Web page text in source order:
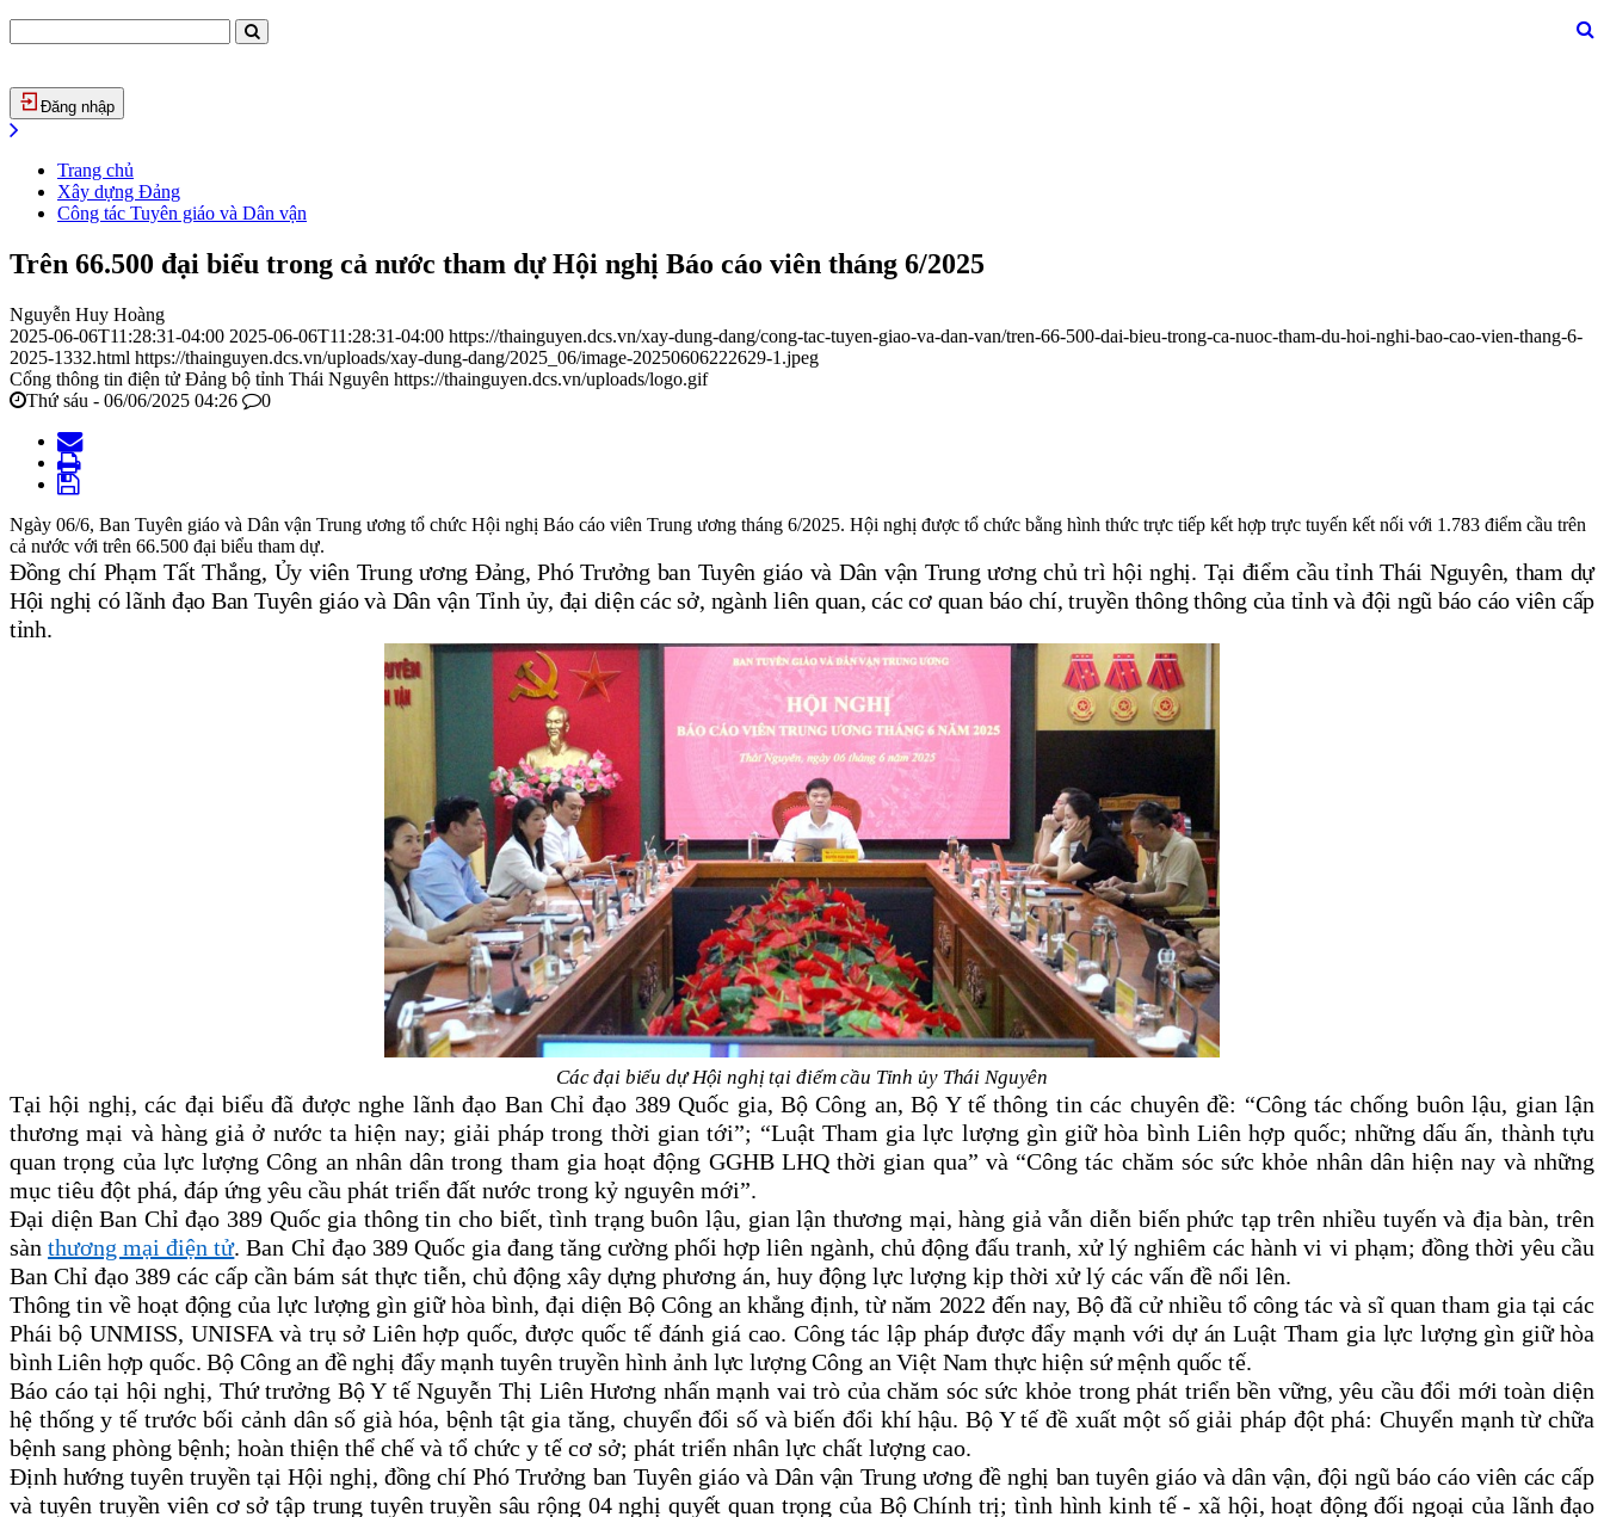
Đăng nhập
Trang chủ
Xây dựng Đảng
Công tác Tuyên giáo và Dân vận
Trên 66.500 đại biểu trong cả nước tham dự Hội nghị Báo cáo viên tháng 6/2025
Nguyễn Huy Hoàng
2025-06-06T11:28:31-04:00 2025-06-06T11:28:31-04:00 https://thainguyen.dcs.vn/xay-dung-dang/cong-tac-tuyen-giao-va-dan-van/tren-66-500-dai-bieu-trong-ca-nuoc-tham-du-hoi-nghi-bao-cao-vien-thang-6-
2025-1332.html https://thainguyen.dcs.vn/uploads/xay-dung-dang/2025_06/image-20250606222629-1.jpeg
Cổng thông tin điện tử Đảng bộ tỉnh Thái Nguyên https://thainguyen.dcs.vn/uploads/logo.gif
Thứ sáu - 06/06/2025 04:26
0
Ngày 06/6, Ban Tuyên giáo và Dân vận Trung ương tổ chức Hội nghị Báo cáo viên Trung ương tháng 6/2025. Hội nghị được tổ chức bằng hình thức trực tiếp kết hợp trực tuyến kết nối với 1.783 điểm cầu trên
cả nước với trên 66.500 đại biểu tham dự.
Đồng chíPhạm Tất Thắng, Ủy viên Trung ương Đảng, PhóTrưởng ban Tuyên giáo và Dân vận Trung ương chủ trì hội nghị. Tại điểm cầu tỉnh Thái Nguyên, tham dự
Hội nghị có lãnh đạo Ban Tuyên giáo và Dân vận Tỉnh ủy, đại diện các sở, ngành liên quan, các cơ quan báo chí, truyền thông thông của tỉnh và đội ngũ báo cáo viên cấp
tỉnh.
Các đại biểu dự Hội nghị tại điểm cầu Tỉnh ủy Thái Nguyên
Tại hội nghị, các đại biểu đã được nghe lãnh đạo Ban Chỉ đạo 389 Quốc gia, Bộ Công an, Bộ Y tế thông tin các chuyên đề: “Công tác chống buôn lậu, gian lận
thương mại và hàng giả ở nước ta hiện nay; giải pháp trong thời gian tới”; “Luật Tham gia lực lượng gìn giữ hòa bình Liên hợp quốc; những dấu ấn, thành tựu
quan trọng của lực lượng Công an nhân dân trong tham gia hoạt động GGHB LHQ thời gian qua” và “Công tác chăm sóc sức khỏe nhân dân hiện nay và những
mục tiêu đột phá, đáp ứng yêu cầu phát triển đất nước trong kỷ nguyên mới”.
Đại diện Ban Chỉ đạo 389 Quốc gia thông tin cho biết, tình trạng buôn lậu, gian lận thương mại, hàng giả vẫn diễn biến phức tạp trên nhiều tuyến và địa bàn, trên
sànthương mại điện tử. Ban Chỉ đạo 389 Quốc gia đang tăng cường phối hợp liên ngành, chủ động đấu tranh, xử lý nghiêm các hành vi vi phạm; đồng thời yêu cầu
Ban Chỉ đạo 389 các cấp cần bám sát thực tiễn, chủ động xây dựng phương án, huy động lực lượng kịp thời xử lý các vấn đề nổi lên.
Thông tin về hoạt động củalực lượng gìn giữ hòa bình, đại diện Bộ Công an khẳng định, từ năm 2022 đến nay, Bộ đã cử nhiều tổ công tác và sĩ quan tham gia tại các
Phái bộ UNMISS, UNISFA và trụ sởLiên hợp quốc, được quốc tế đánh giá cao. Công tác lập pháp được đẩy mạnh với dự án Luật Tham gia lực lượng gìn giữ hòa
bình Liên hợp quốc. Bộ Công an đề nghị đẩy mạnh tuyên truyền hình ảnh lực lượng Công an Việt Nam thực hiện sứ mệnh quốc tế.
Báo cáo tại hội nghị, Thứ trưởng Bộ Y tế Nguyễn Thị Liên Hương nhấn mạnh vai trò của chăm sóc sức khỏe trong phát triển bền vững, yêu cầu đổi mới toàn diện
hệ thống y tế trước bối cảnh dân số già hóa, bệnh tật gia tăng, chuyển đổi số và biến đổi khí hậu. Bộ Y tế đề xuất một số giải pháp đột phá: Chuyển mạnh từ chữa
bệnh sang phòng bệnh; hoàn thiện thể chế và tổ chức y tế cơ sở; phát triển nhân lực chất lượng cao.
Định hướng tuyên truyền tại Hội nghị, đồng chí PhóTrưởng ban Tuyên giáo và Dân vận Trung ương đề nghị ban tuyên giáo và dân vận, đội ngũ báo cáo viên các cấp
và tuyên truyền viên cơ sở tập trung tuyên truyền sâu rộng 04 nghị quyết quan trọng của Bộ Chính trị; tình hình kinh tế - xã hội, hoạt động đối ngoại của lãnh đạo